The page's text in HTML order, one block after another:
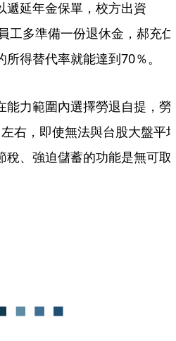
遞延年金保單，校方出資
工多準備一份退休金，郝充仁
得替代率就能達到70％。
能力範圍內選擇勞退自提，勞
右，即使無法與台股大盤平
稅、強迫儲蓄的功能是無可取